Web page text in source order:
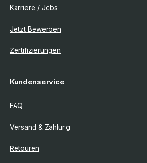
Karriere / Jobs
Jetzt Bewerben
Zertifizierungen
Kundenservice
FAQ
Versand & Zahlung
Retouren